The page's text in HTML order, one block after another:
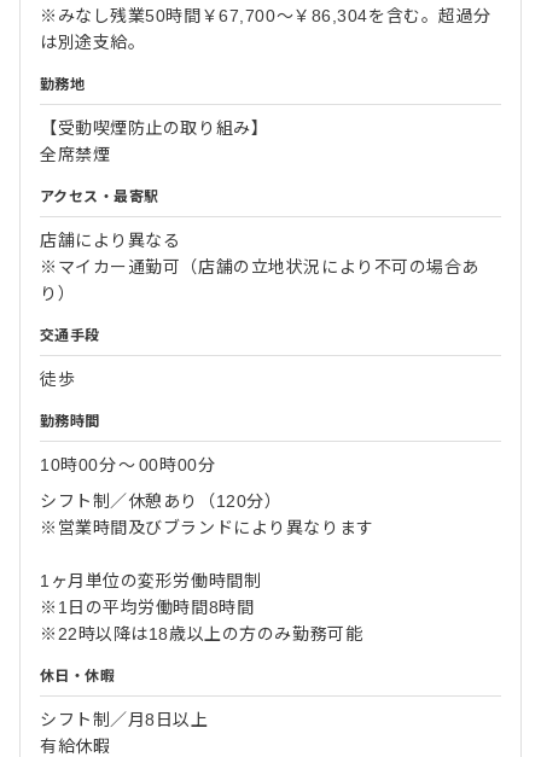
※みなし残業50時間￥67,700～￥86,304を含む。超過分
は別途支給。
勤務地
【受動喫煙防止の取り組み】
全席禁煙
アクセス・最寄駅
店舗により異なる
※マイカー通勤可（店舗の立地状況により不可の場合あ
り）
交通手段
徒歩
勤務時間
10時00分〜00時00分
シフト制／休憩あり（120分）
※営業時間及びブランドにより異なります
1ヶ月単位の変形労働時間制
※1日の平均労働時間8時間
※22時以降は18歳以上の方のみ勤務可能
休日・休暇
シフト制／月8日以上
有給休暇